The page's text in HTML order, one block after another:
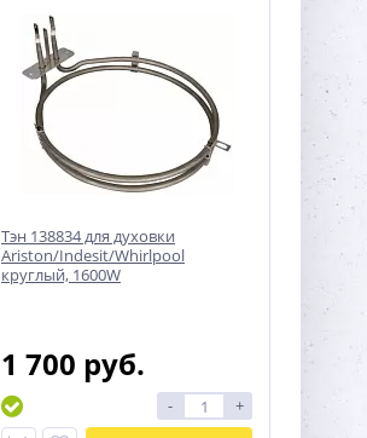
Тэн 138834 для духовки
Ariston/Indesit/Whirlpool
круглый, 1600W
1 700 руб.
- +